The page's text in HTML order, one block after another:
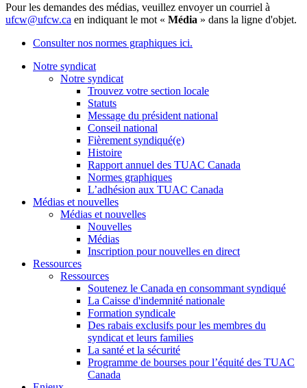
Pour les demandes des médias, veuillez envoyer un courriel à
ufcw@ufcw.ca en indiquant le mot « Média » dans la ligne d'objet.
Consulter nos normes graphiques ici.
Notre syndicat
Notre syndicat
Trouvez votre section locale
Statuts
Message du président national
Conseil national
Fièrement syndiqué(e)
Histoire
Rapport annuel des TUAC Canada
Normes graphiques
L’adhésion aux TUAC Canada
Médias et nouvelles
Médias et nouvelles
Nouvelles
Médias
Inscription pour nouvelles en direct
Ressources
Ressources
Soutenez le Canada en consommant syndiqué
La Caisse d'indemnité nationale
Formation syndicale
Des rabais exclusifs pour les membres du
syndicat et leurs families
La santé et la sécurité
Programme de bourses pour l’équité des TUAC
Canada